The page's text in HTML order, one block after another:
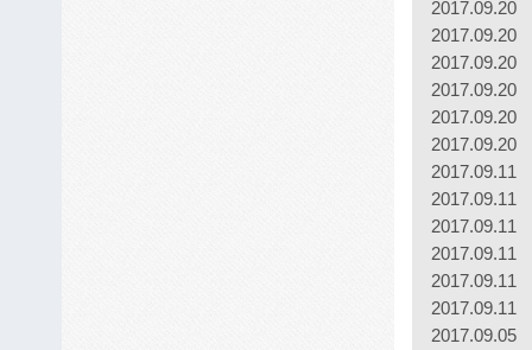
2017.09.20
2017.09.20
2017.09.20
2017.09.20
2017.09.20
2017.09.20
2017.09.11
2017.09.11
2017.09.11
2017.09.11
2017.09.11
2017.09.11
2017.09.05